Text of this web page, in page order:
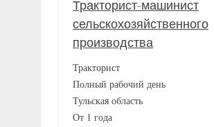
Тракторист-машинист
сельскохозяйственного
производства
Тракторист
Полный рабочий день
Тульская область
От 1 года